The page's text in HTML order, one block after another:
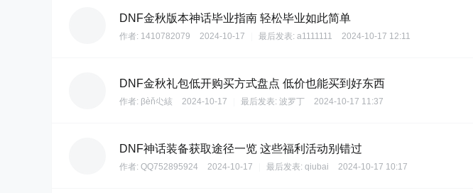
DNF金秋版本神话毕业指南 轻松毕业如此简单
作者: 1410782079 2024-10-17 最后发表: a1111111 2024-10-17 12:11
DNF金秋礼包低开购买方式盘点 低价也能买到好东西
作者: βèň尐絯 2024-10-17 最后发表: 波罗丁 2024-10-17 11:37
DNF神话装备获取途径一览 这些福利活动别错过
作者: QQ752895924 2024-10-17 最后发表: qiubai 2024-10-17 10:17